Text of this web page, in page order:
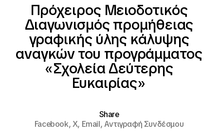
Πρόχειρος Μειοδοτικός
Διαγωνισμός προμήθειας
γραφικής ύλης κάλυψης
αναγκών του προγράμματος
«Σχολεία Δεύτερης
Ευκαιρίας»
Share
Facebook,X, Email,Αντιγραφή Συνδέσμου